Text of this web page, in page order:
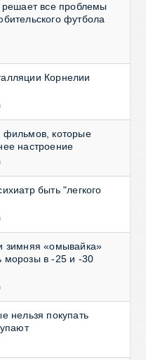
решает все проблемы
футбола
Корнелии
фильмов, которые
настроение
быть "легкого
зимняя «омывайка»
морозы в -25 и -30
нельзя покупать